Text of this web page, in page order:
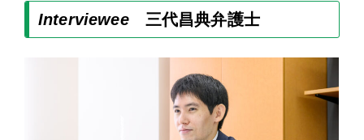
Interviewee三代昌典弁護士